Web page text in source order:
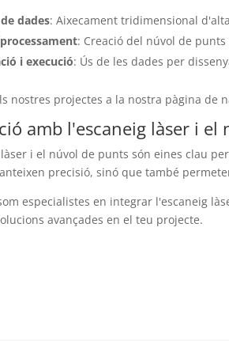
dades: Aixecament tridimensional
: Creació del núvol de
i execució: Ús de les dades per
nostres projectes a la nostra pàgina de
amb l'escaneig làser i el
làser i el núvol de punts són eines clau
precisió, sinó que també
especialistes en integrar l'escaneig
avançades en el teu projecte.